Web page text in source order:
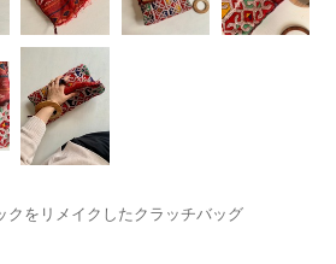
クをリメイクしたクラッチバッグ